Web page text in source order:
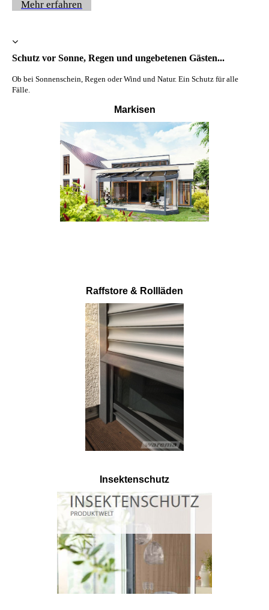
Mehr erfahren
Schutz vor Sonne, Regen und ungebetenen Gästen...
Ob bei Sonnenschein, Regen oder Wind und Natur. Ein Schutz für alle
Fälle.
Markisen
Raffstore & Rollläden
Insektenschutz